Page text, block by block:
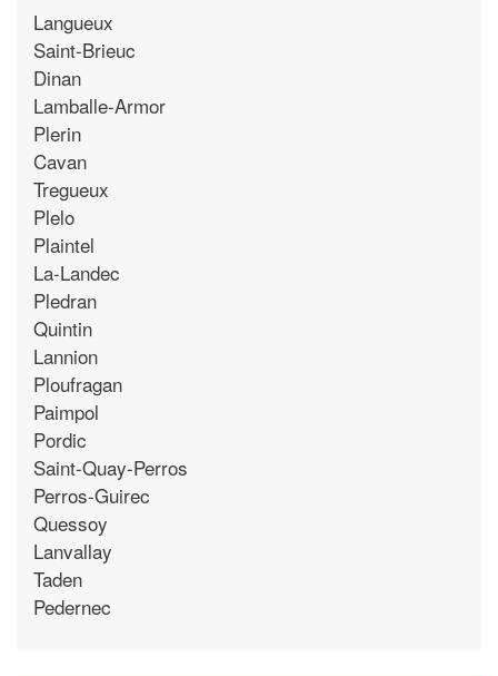
Langueux
Saint-Brieuc
Dinan
Lamballe-Armor
Plerin
Cavan
Tregueux
Plelo
Plaintel
La-Landec
Pledran
Quintin
Lannion
Ploufragan
Paimpol
Pordic
Saint-Quay-Perros
Perros-Guirec
Quessoy
Lanvallay
Taden
Pedernec